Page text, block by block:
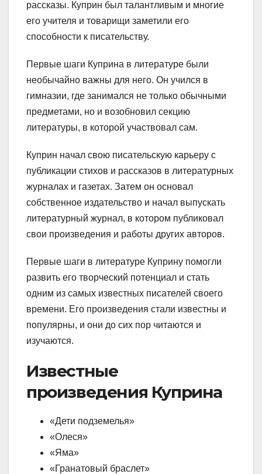
рассказы. Куприн был талантливым и многие
его учителя и товарищи заметили его
способности к писательству.
Первые шаги Куприна в литературе были
необычайно важны для него. Он учился в
гимназии, где занимался не только обычными
предметами, но и возобновил секцию
литературы, в которой участвовал сам.
Куприн начал свою писательскую карьеру с
публикации стихов и рассказов в литературных
журналах и газетах. Затем он основал
собственное издательство и начал выпускать
литературный журнал, в котором публиковал
свои произведения и работы других авторов.
Первые шаги в литературе Куприну помогли
развить его творческий потенциал и стать
одним из самых известных писателей своего
времени. Его произведения стали известны и
популярны, и они до сих пор читаются и
изучаются.
Известные
произведения Куприна
«Дети подземелья»
«Олеся»
«Яма»
«Гранатовый браслет»